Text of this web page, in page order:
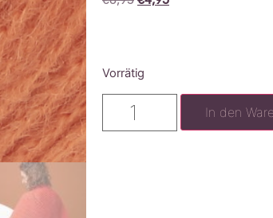
Vorrätig
In den